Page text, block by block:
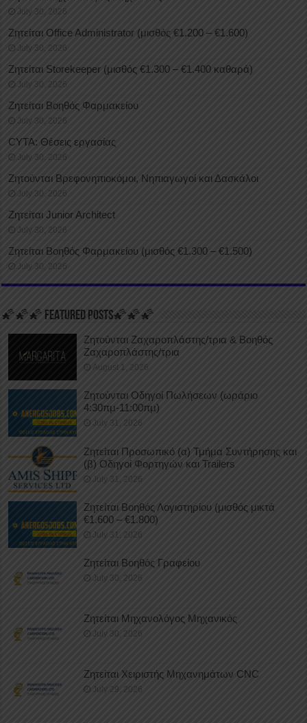
July 30, 2026
Ζητείται Office Administrator (μισθός €1.200 – €1.600)
July 30, 2026
Ζητείται Storekeeper (μισθός €1.300 – €1.400 καθαρά)
July 30, 2026
Ζητείται Βοηθός Φαρμακείου
July 30, 2026
CYTA: Θέσεις εργασίας
July 30, 2026
Ζητούνται Βρεφονηπιοκόμοι, Νηπιαγωγοί και Δασκάλοι
July 30, 2026
Ζητείται Junior Architect
July 30, 2026
Ζητείται Βοηθός Φαρμακείου (μισθός €1.300 – €1.500)
July 30, 2026
🌠🌠🌠 FEATURED POSTS🌠🌠🌠
Ζητούνται Ζαχαροπλάστης/τρια & Βοηθός
Ζαχαροπλάστης/τρια
August 1, 2026
Ζητούνται Οδηγοί Πωλήσεων (ωράριο
4:30πμ-11:00πμ)
July 31, 2026
Ζητείται Προσωπικό (α) Τμήμα Συντήρησης και
(β) Οδηγοί Φορτηγών και Trailers
July 31, 2026
Ζητείται Βοηθός Λογιστηρίου (μισθός μικτά
€1.600 – €1.800)
July 31, 2026
Ζητείται Βοηθός Γραφείου
July 30, 2026
Ζητείται Μηχανολόγος Μηχανικός
July 30, 2026
Ζητείται Χειριστής Μηχανημάτων CNC
July 29, 2026